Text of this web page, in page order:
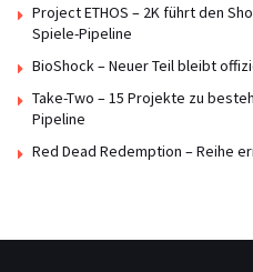
Project ETHOS – 2K führt den
Spiele-Pipeline
BioShock – Neuer Teil bleibt
Take-Two – 15 Projekte zu
Pipeline
Red Dead Redemption – Reihe